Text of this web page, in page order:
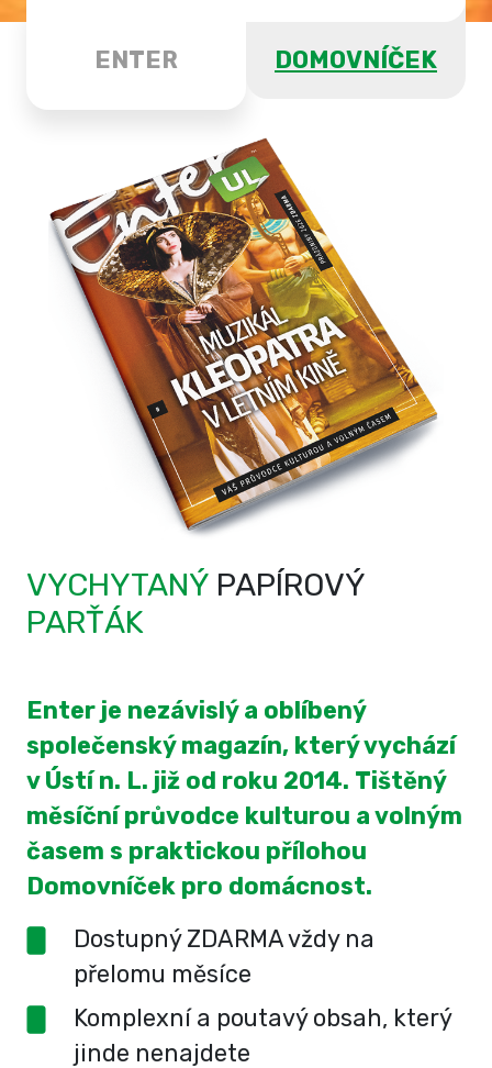
ENTER DOMOVNÍČEK
VYCHYTANÝ PAPÍROVÝ
PARŤÁK
Enter je nezávislý a oblíbený
společenský magazín, který vychází
v Ústí n. L. již od roku 2014. Tištěný
měsíční průvodce kulturou a volným
časem s praktickou přílohou
Domovníček pro domácnost.
Dostupný ZDARMA vždy na
přelomu měsíce
Komplexní a poutavý obsah, který
jinde nenajdete